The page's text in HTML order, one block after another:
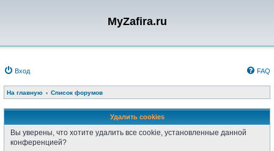
MyZafira.ru
Вход FAQ
На главную Список форумов
Удалить cookies
Вы уверены, что хотите удалить все cookie, установленные данной
конференцией?